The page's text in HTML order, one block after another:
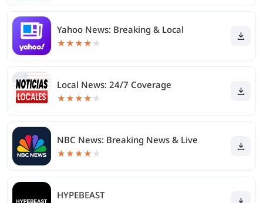
Yahoo News: Breaking & Local
★★★★ ★
Local News: 24/7 Coverage
★★★★ ★
NBC News: Breaking News & Live
★★★★ ★
HYPEBEAST